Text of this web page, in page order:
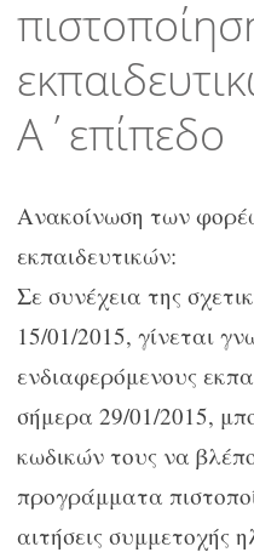
Α΄επίπεδο
Ανακοίνωση των
εκπαιδευτικών:
Σε συνέχεια της
15/01/2015, γίνεται
ενδιαφερόμενους
σήμερα 29/01/2015,
κωδικών τους να
προγράμματα
αιτήσεις συμμετοχής